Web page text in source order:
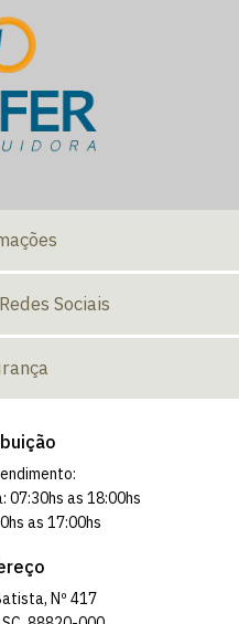
Sociais
07:30hs as 18:00hs
as 17:00hs
Nº 417